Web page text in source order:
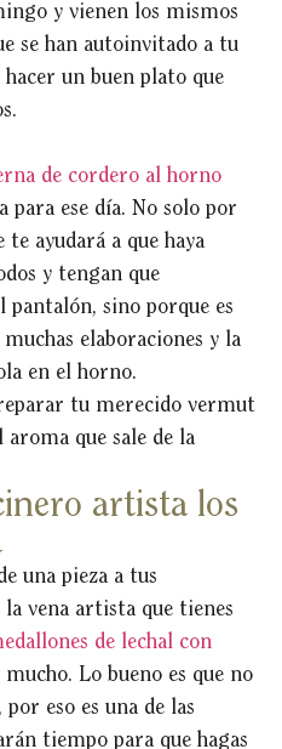
y vienen los mismos
se han autoinvitado a tu
un buen plato que
de cordero al horno
para ese día. No solo por
ayudará a que haya
y tengan que
pantalón, sino porque es
elaboraciones y la
en el horno.
tu merecido vermut
que sale de la
artista los
una pieza a tus
la vena artista que tienes
de lechal con
mucho. Lo bueno es que no
eso es una de las
tiempo para que hagas